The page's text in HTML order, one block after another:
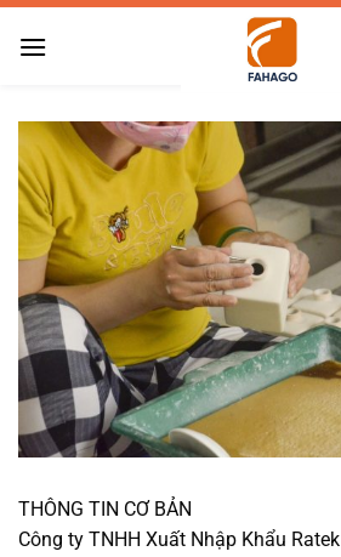
Bỏ
qua
THÔNG TIN CƠ BẢN
Công ty TNHH Xuất Nhập Khẩu Ratek